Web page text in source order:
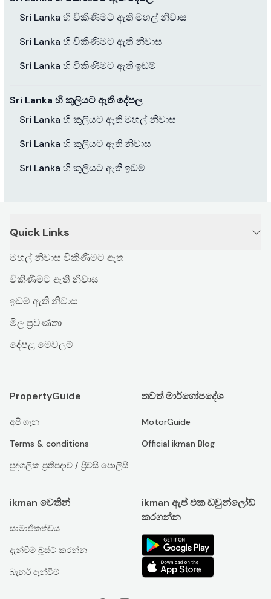
Sri Lanka හි විකිණීමට ඇති මහල් නිවාස
Sri Lanka හි විකිණීමට ඇති නිවාස
Sri Lanka හි විකිණීමට ඇති ඉඩම්
Sri Lanka හි කුලියට ඇති දේපල
Sri Lanka හි කුලියට ඇති මහල් නිවාස
Sri Lanka හි කුලියට ඇති නිවාස
Sri Lanka හි කුලියට ඇති ඉඩම්
Quick Links
මහල් නිවාස විකිණීමට ඇත
විකිණීමට ඇති නිවාස
ඉඩම් ඇති නිවාස
මිල ප්‍රවණතා
දේපළ මෙවලම්
PropertyGuide
අපි ගැන
Terms & conditions
පුද්ගලික ප්‍රතිපදාව / ප්‍රිවසි පොලිසි
තවත් මාර්ගෝපදේශ
MotorGuide
Official ikman Blog
ikman වෙතින්
සාමාජිකත්වය
දැන්වීම බූස්ට් කරන්න
බැනර් දැන්වීම්
ikman ඇප් එක ඩවුන්ලෝඩ්
කරගන්න